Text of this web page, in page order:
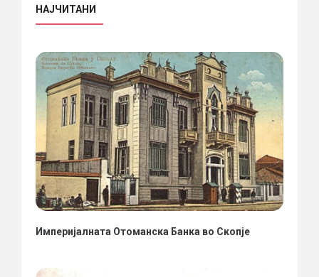
НАЈЧИТАНИ
Империјалната Отоманска Банка во Скопје